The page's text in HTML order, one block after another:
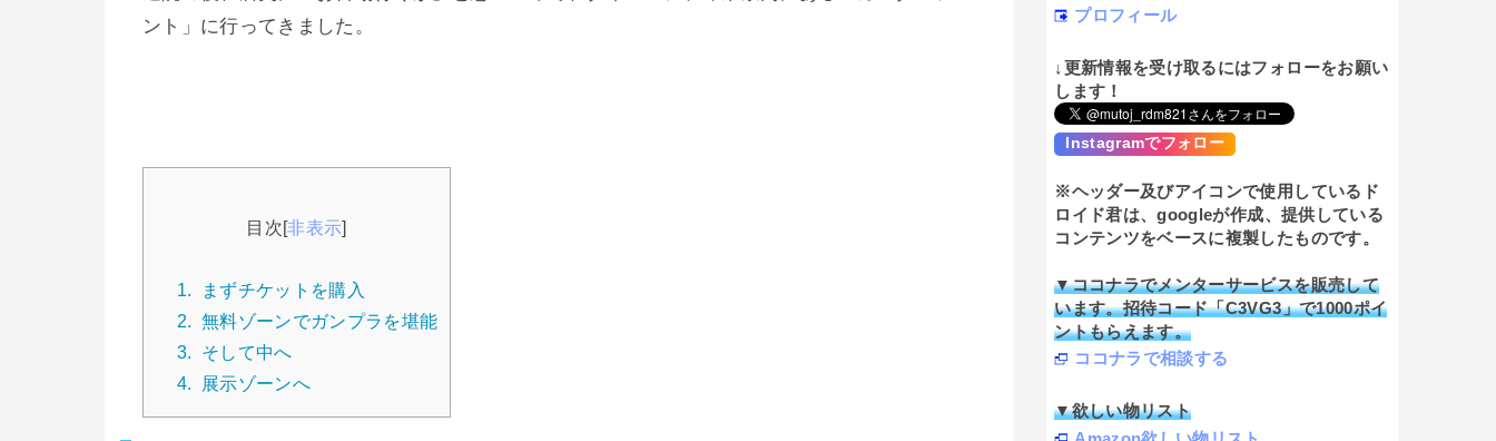
ント」に行ってきました。
目次[非表示]
1.
まずチケットを購入
2. 無料ゾーンでガンプラを堪能
3.
そして中へ
4.
展示ゾーンへ
プロフィール
↓更新情報を受け取るにはフォローをお願い
します！
Instagramでフォロー
※ヘッダー及びアイコンで使用しているド
ロイド君は、googleが作成、提供している
コンテンツをベースに複製したものです。
▼ココナラでメンターサービスを販売して
います。招待コード「C3VG3」で1000ポイ
ントもらえます。
ココナラで相談する
▼欲しい物リスト